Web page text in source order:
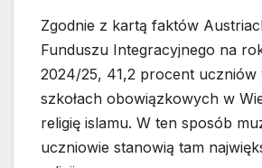
Zgodnie z kartą faktów
Funduszu Integracyjnego na
2024/25, 41,2 procent
szkołach obowiązkowych w
religię islamu. W ten sposób
uczniowie stanowią tam